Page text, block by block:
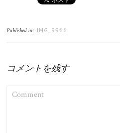
Published in: IMG_9966
コメントを残す